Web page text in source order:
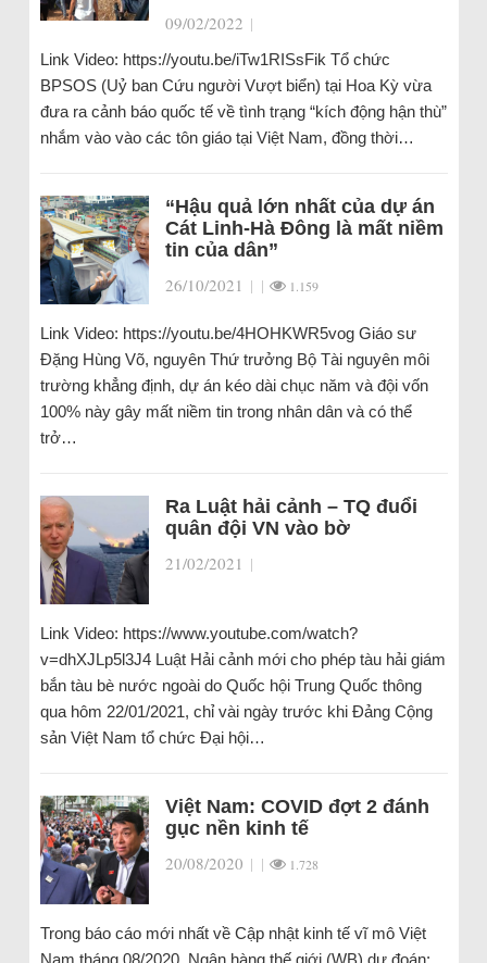
09/02/2022 |
Link Video: https://youtu.be/iTw1RISsFik Tổ chức
BPSOS (Uỷ ban Cứu người Vượt biển) tại Hoa Kỳ vừa
đưa ra cảnh báo quốc tế về tình trạng “kích động hận thù”
nhắm vào vào các tôn giáo tại Việt Nam, đồng thời…
“Hậu quả lớn nhất của dự án
Cát Linh-Hà Đông là mất niềm
tin của dân”
26/10/2021 | | 1.159
Link Video: https://youtu.be/4HOHKWR5vog Giáo sư
Đặng Hùng Võ, nguyên Thứ trưởng Bộ Tài nguyên môi
trường khẳng định, dự án kéo dài chục năm và đội vốn
100% này gây mất niềm tin trong nhân dân và có thể
trở…
Ra Luật hải cảnh – TQ đuổi
quân đội VN vào bờ
21/02/2021 |
Link Video: https://www.youtube.com/watch?
v=dhXJLp5l3J4 Luật Hải cảnh mới cho phép tàu hải giám
bắn tàu bè nước ngoài do Quốc hội Trung Quốc thông
qua hôm 22/01/2021, chỉ vài ngày trước khi Đảng Cộng
sản Việt Nam tổ chức Đại hội…
Việt Nam: COVID đợt 2 đánh
gục nền kinh tế
20/08/2020 | | 1.728
Trong báo cáo mới nhất về Cập nhật kinh tế vĩ mô Việt
Nam tháng 08/2020, Ngân hàng thế giới (WB) dự đoán: